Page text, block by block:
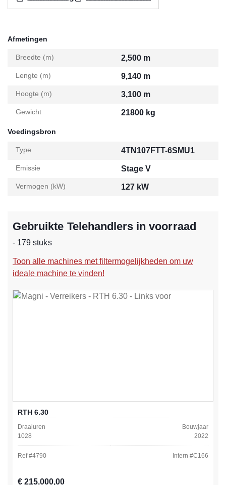
Afmetingen
Breedte (m) 2,500 m
Lengte (m) 9,140 m
Hoogte (m) 3,100 m
Gewicht 21800 kg
Voedingsbron
Type 4TN107FTT-6SMU1
Emissie Stage V
Vermogen (kW) 127 kW
Gebruikte Telehandlers in voorraad
- 179 stuks
Toon alle machines met filtermogelijkheden om uw
ideale machine te vinden!
RTH 6.30
Draaiuren
1028
Bouwjaar
2022
Ref #4790 Intern #C166
Normale prijs:
€ 215.000,00